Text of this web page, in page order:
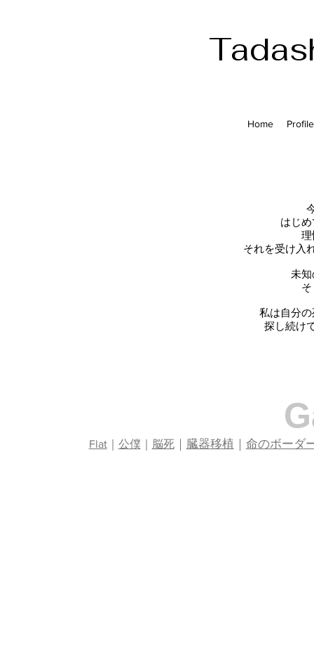
Home Profile
はじ
理
それを受け入
未
私は自分
探し続け
Flat 公僕 脳死｜ 臓器移植 ｜ 命のボーダ